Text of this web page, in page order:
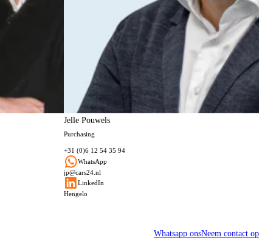
Jelle Pouwels
Purchasing
+31 (0)6 12 54 35 94
WhatsApp
jp@cars24.nl
LinkedIn
Hengelo
Whatsapp onsNeem contact op